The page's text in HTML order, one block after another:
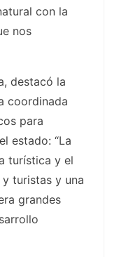
con la
nos
destacó la
coordinada
para
estado: “La
turística y el
turistas y una
grandes